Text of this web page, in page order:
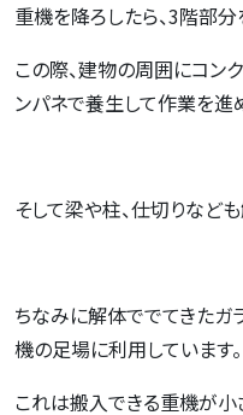
重機を降ろしたら、3階部分
この際、建物の周囲にコン
ンパネで養生して作業を進
そして梁や柱、仕切りなども
ちなみに解体ででてきたガ
機の足場に利用しています。
これは搬入できる重機が小